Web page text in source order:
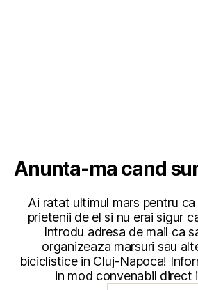
Anunta-ma cand
Ai ratat ultimul mars pentru
prietenii de el si nu erai sigur
Introdu adresa de mail ca
organizeaza marsuri sau
biciclistice in Cluj-Napoca!
in mod convenabil direct